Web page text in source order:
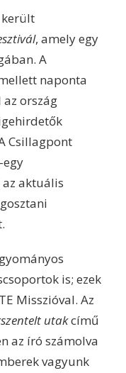
, amely egy
A
naponta
az ország
Csillagpont
egy
aktuális
is; ezek
Misszióval. Az
utakcímű
az író számolva
vagyunk